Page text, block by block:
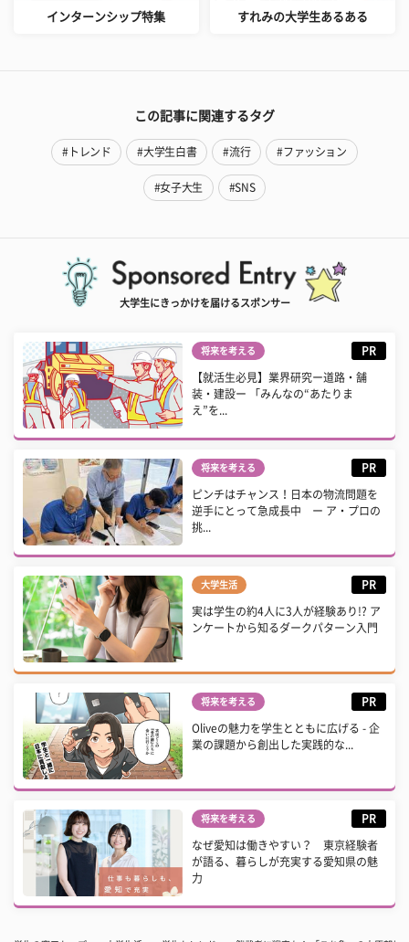
インターンシップ特集 すれみの大学生あるある
この記事に関連するタグ
#トレンド #大学生白書 #流行 #ファッション
#女子大生 #SNS
大学生にきっかけを届けるスポンサー
将来を考える PR
【就活生必見】業界研究ー道路・舗
装・建設ー 「みんなの“あたりま
え”を...
将来を考える PR
ピンチはチャンス！日本の物流問題を
逆手にとって急成長中 ー ア・プロの
挑...
大学生活 PR
実は学生の約4人に3人が経験あり!? ア
ンケートから知るダークパターン入門
将来を考える PR
Oliveの魅力を学生とともに広げる - 企
業の課題から創出した実践的な...
将来を考える PR
なぜ愛知は働きやすい？ 東京経験者
が語る、暮らしが充実する愛知県の魅
力